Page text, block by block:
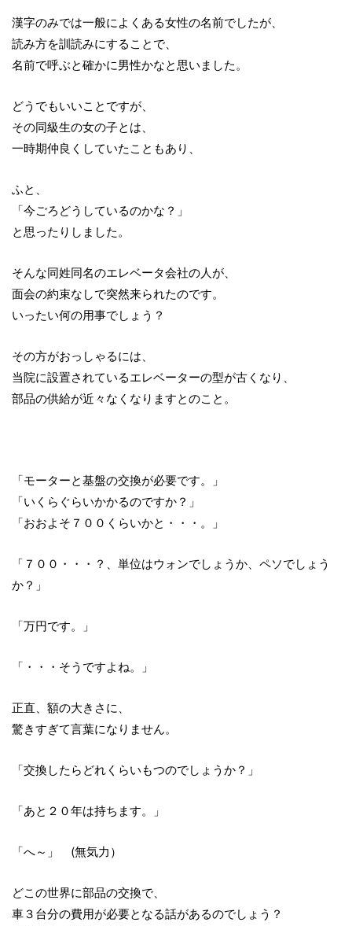
漢字のみでは一般によくある女性の名前でしたが、
読み方を訓読みにすることで、
名前で呼ぶと確かに男性かなと思いました。
どうでもいいことですが、
その同級生の女の子とは、
一時期仲良くしていたこともあり、
ふと、
「今ごろどうしているのかな？」
と思ったりしました。
そんな同姓同名のエレベータ会社の人が、
面会の約束なしで突然来られたのです。
いったい何の用事でしょう？
その方がおっしゃるには、
当院に設置されているエレベーターの型が古くなり、
部品の供給が近々なくなりますとのこと。
「モーターと基盤の交換が必要です。」
「いくらぐらいかかるのですか？」
「おおよそ７００くらいかと・・・。」
「７００・・・？、単位はウォンでしょうか、ペソでしょう
か？」
「万円です。」
「・・・そうですよね。」
正直、額の大きさに、
驚きすぎて言葉になりません。
「交換したらどれくらいもつのでしょうか？」
「あと２０年は持ちます。」
「へ～」 (無気力）
どこの世界に部品の交換で、
車３台分の費用が必要となる話があるのでしょう？